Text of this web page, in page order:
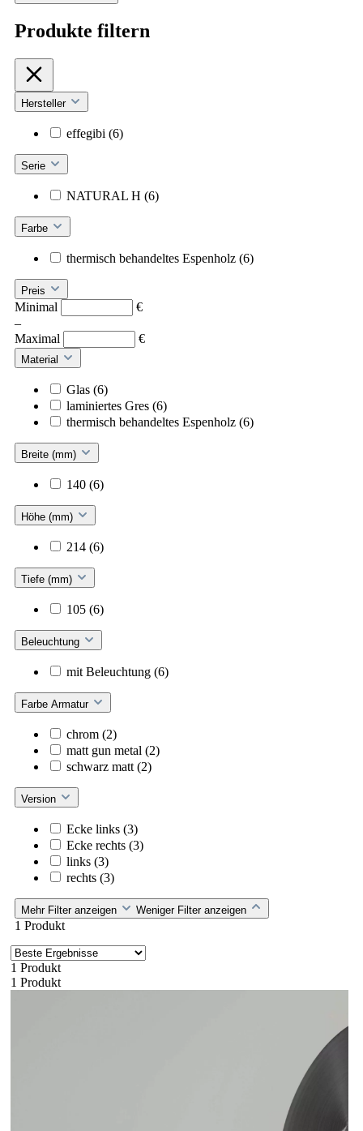
Produkte filtern
Hersteller
effegibi (6)
Serie
NATURAL H (6)
Farbe
thermisch behandeltes Espenholz (6)
Preis
Minimal
€
–
Maximal
€
Material
Glas (6)
laminiertes Gres (6)
thermisch behandeltes Espenholz (6)
Breite (mm)
140 (6)
Höhe (mm)
214 (6)
Tiefe (mm)
105 (6)
Beleuchtung
mit Beleuchtung (6)
Farbe Armatur
chrom (2)
matt gun metal (2)
schwarz matt (2)
Version
Ecke links (3)
Ecke rechts (3)
links (3)
rechts (3)
Mehr Filter anzeigen Weniger Filter anzeigen
1 Produkt
1 Produkt
1 Produkt